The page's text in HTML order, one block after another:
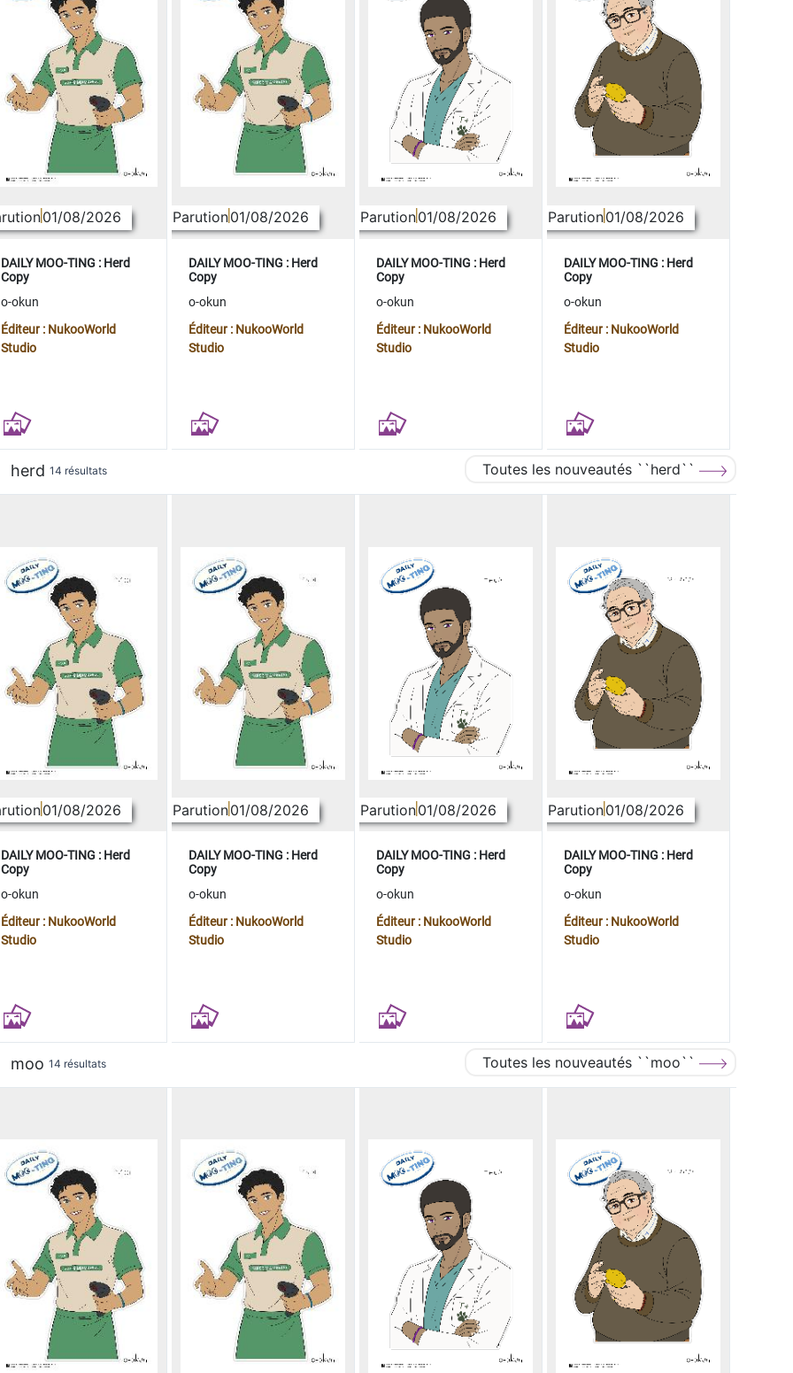
01/08/2026
DAILY MOO-TING : Herd
Copy
o-okun
Éditeur : NukooWorld
Studio
Parution01/08/2026
DAILY MOO-TING : Herd
Copy
o-okun
Éditeur : NukooWorld
Studio
Parution01/08/2026
DAILY MOO-TING : Herd
Copy
o-okun
Éditeur : NukooWorld
Studio
Parution01/08/2026
DAILY MOO-TING : Herd
Copy
o-okun
Éditeur : NukooWorld
Studio
herd 14 résultats Toutes les nouveautés ``herd``
01/08/2026
DAILY MOO-TING : Herd
Copy
o-okun
Éditeur : NukooWorld
Studio
Parution01/08/2026
DAILY MOO-TING : Herd
Copy
o-okun
Éditeur : NukooWorld
Studio
Parution01/08/2026
DAILY MOO-TING : Herd
Copy
o-okun
Éditeur : NukooWorld
Studio
Parution01/08/2026
DAILY MOO-TING : Herd
Copy
o-okun
Éditeur : NukooWorld
Studio
moo 14 résultats Toutes les nouveautés ``moo``